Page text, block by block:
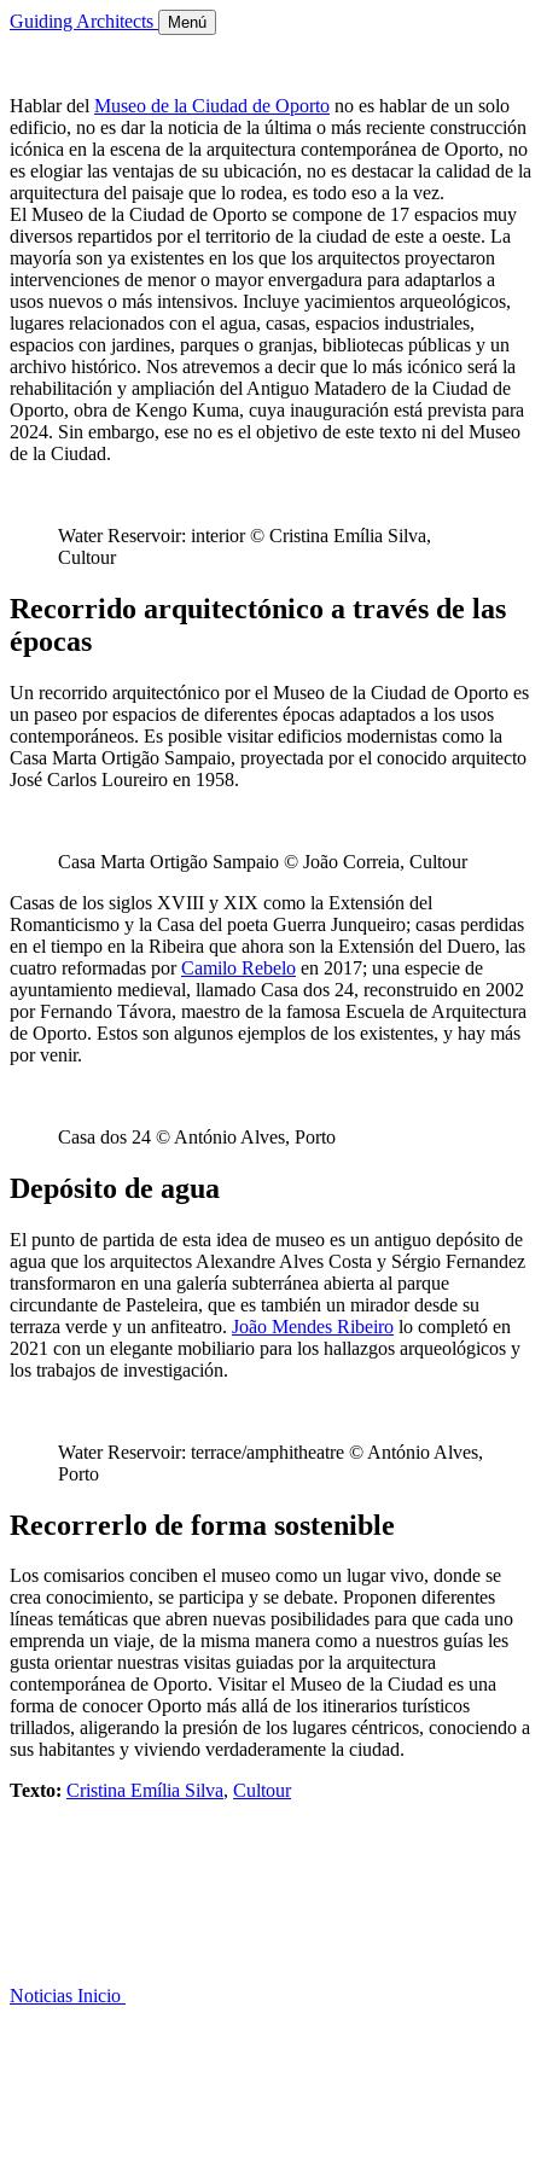
Guiding Architects Menú
Hablar del Museo de la Ciudad de Oporto no es hablar de un solo
edificio, no es dar la noticia de la última o más reciente construcción
icónica en la escena de la arquitectura contemporánea de Oporto, no
es elogiar las ventajas de su ubicación, no es destacar la calidad de la
arquitectura del paisaje que lo rodea, es todo eso a la vez.
El Museo de la Ciudad de Oporto se compone de 17 espacios muy
diversos repartidos por el territorio de la ciudad de este a oeste. La
mayoría son ya existentes en los que los arquitectos proyectaron
intervenciones de menor o mayor envergadura para adaptarlos a
usos nuevos o más intensivos. Incluye yacimientos arqueológicos,
lugares relacionados con el agua, casas, espacios industriales,
espacios con jardines, parques o granjas, bibliotecas públicas y un
archivo histórico. Nos atrevemos a decir que lo más icónico será la
rehabilitación y ampliación del Antiguo Matadero de la Ciudad de
Oporto, obra de Kengo Kuma, cuya inauguración está prevista para
2024. Sin embargo, ese no es el objetivo de este texto ni del Museo
de la Ciudad.
Water Reservoir: interior © Cristina Emília Silva,
Cultour
Recorrido arquitectónico a través de las
épocas
Un recorrido arquitectónico por el Museo de la Ciudad de Oporto es
un paseo por espacios de diferentes épocas adaptados a los usos
contemporáneos. Es posible visitar edificios modernistas como la
Casa Marta Ortigão Sampaio, proyectada por el conocido arquitecto
José Carlos Loureiro en 1958.
Casa Marta Ortigão Sampaio © João Correia, Cultour
Casas de los siglos XVIII y XIX como la Extensión del
Romanticismo y la Casa del poeta Guerra Junqueiro; casas perdidas
en el tiempo en la Ribeira que ahora son la Extensión del Duero, las
cuatro reformadas porCamilo Rebelo en 2017; una especie de
ayuntamiento medieval, llamado Casa dos 24, reconstruido en 2002
por Fernando Távora, maestro de la famosa Escuela de Arquitectura
de Oporto. Estos son algunos ejemplos de los existentes, y hay más
por venir.
Casa dos 24 © António Alves, Porto
Depósito de agua
El punto de partida de esta idea de museo es un antiguo depósito de
agua que los arquitectos Alexandre Alves Costa y Sérgio Fernandez
transformaron en una galería subterránea abierta al parque
circundante de Pasteleira, que es también un mirador desde su
terraza verde y un anfiteatro. João Mendes Ribeiro lo completó en
2021 con un elegante mobiliario para los hallazgos arqueológicos y
los trabajos de investigación.
Water Reservoir: terrace/amphitheatre © António Alves,
Porto
Recorrerlo de forma sostenible
Los comisarios conciben el museo como un lugar vivo, donde se
crea conocimiento, se participa y se debate. Proponen diferentes
líneas temáticas que abren nuevas posibilidades para que cada uno
emprenda un viaje, de la misma manera como a nuestros guías les
gusta orientar nuestras visitas guiadas por la arquitectura
contemporánea de Oporto. Visitar el Museo de la Ciudad es una
forma de conocer Oporto más allá de los itinerarios turísticos
trillados, aligerando la presión de los lugares céntricos, conociendo a
sus habitantes y viviendo verdaderamente la ciudad.
Texto: Cristina Emília Silva, Cultour
Noticias Inicio